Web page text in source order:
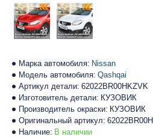
Наличие: В наличии
Марка автомобиля: Nissan
Модель автомобиля: Qashqai
Артикул детали: 62022BR00HKZVK
Изготовитель детали: КУЗОВИК
Производитель окраски: КУЗОВИК
Оригинальный артикул: 62022BR00H